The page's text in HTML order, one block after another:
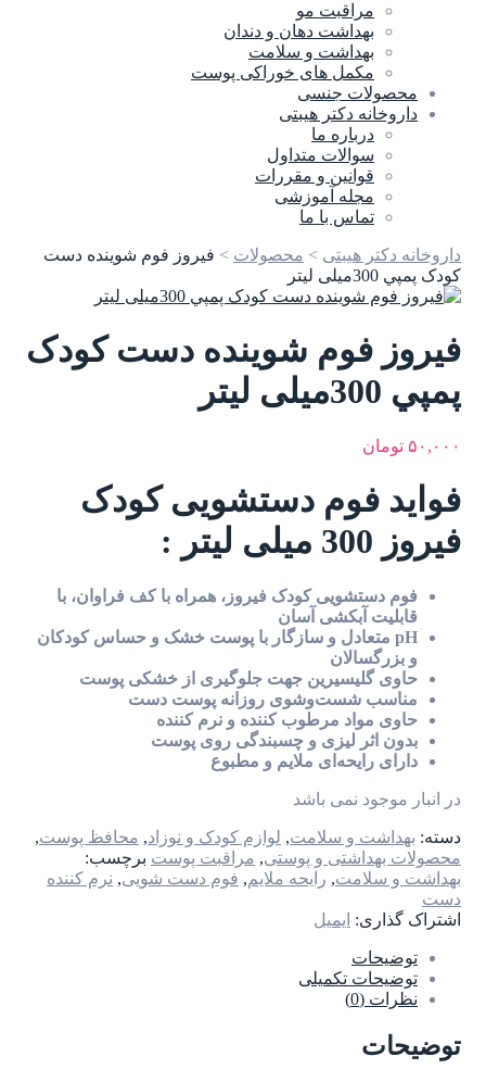
مراقبت مو
بهداشت دهان و دندان
بهداشت و سلامت
مکمل های خوراکی پوست
محصولات جنسی
داروخانه دکتر هیبتی
درباره ما
سوالات متداول
قوانین و مقررات
مجله آموزشی
تماس با ما
داروخانه دکتر هیبتی > محصولات > فيروز فوم شوينده دست
کودک پمپي 300ميلی لیتر
فيروز فوم شوينده دست کودک
پمپي 300ميلی لیتر
۵۰,۰۰۰ تومان
فواید فوم دستشویی کودک
فیروز 300 میلی لیتر :
فوم دستشویی کودک فیروز، همراه با کف فراوان، با
قابلیت آبکشى آسان
pH متعادل و سازگار با پوست خشک و حساس کودکان
و بزرگسالان
حاوى گلیسیرین جهت جلوگیرى از خشکى پوست
مناسب شست‌وشوى روزانه پوست دست
حاوى مواد مرطوب کننده و نرم کننده
بدون اثر لیزى و چسبندگى روى پوست
داراى رایحه‌اى ملایم و مطبوع
در انبار موجود نمی باشد
دسته: بهداشت و سلامت, لوازم کودک و نوزاد, محافظ پوست,
محصولات بهداشتی و پوستی, مراقبت پوست برچسب:
بهداشت و سلامت, رایحه ملایم, فوم دست شویی, نرم کننده
دست
اشتراک گذاری: ایمیل
توضیحات
توضیحات تکمیلی
نظرات (0)
توضیحات